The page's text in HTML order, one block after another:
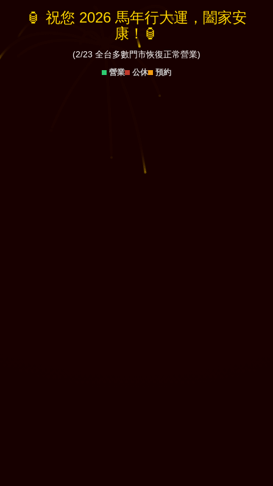
🏮 祝您 2026 馬年行大運，闔家安
康！🏮
(2/23 全台多數門市恢復正常營業)
營業 公休 預約